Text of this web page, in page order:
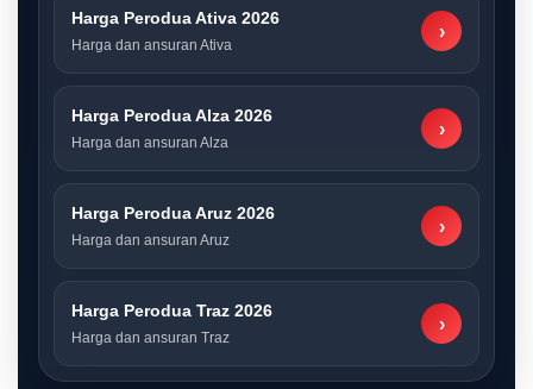
Harga Perodua Ativa 2026
Harga dan ansuran Ativa
›
Harga Perodua Alza 2026
Harga dan ansuran Alza
›
Harga Perodua Aruz 2026
Harga dan ansuran Aruz
›
Harga Perodua Traz 2026
Harga dan ansuran Traz
›